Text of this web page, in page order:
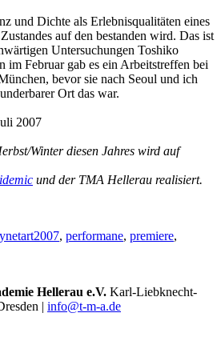
und Dichte als Erlebnisqualitäten eines
auf den bestanden wird. Das ist
Untersuchungen Toshiko
im Februar gab es ein Arbeitstreffen bei
bevor sie nach Seoul und ich
Ort das war.
2007
Winter diesen Jahres wird auf
und der TMA Hellerau realisiert.
, performane, premiere,
Hellerau e.V. Karl-Liebknecht-
| info@t-m-a.de